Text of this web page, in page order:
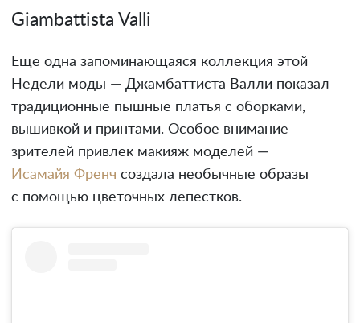
Giambattista Valli
Еще одна запоминающаяся коллекция этой
Недели моды — Джамбаттиста Валли показал
традиционные пышные платья с оборками,
вышивкой и принтами. Особое внимание
зрителей привлек макияж моделей —
Исамайя Френч создала необычные образы
с помощью цветочных лепестков.